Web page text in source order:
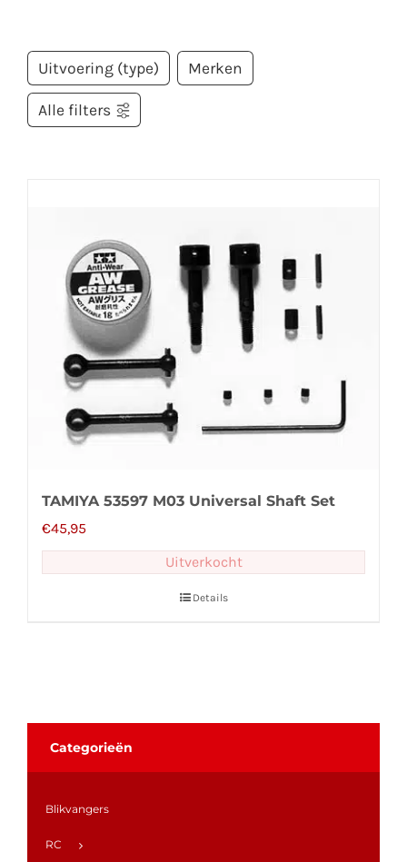
Uitvoering (type) Merken
Alle filters
TAMIYA 53597 M03 Universal Shaft Set
€45,95
Uitverkocht
Details
Categorieën
Blikvangers
RC